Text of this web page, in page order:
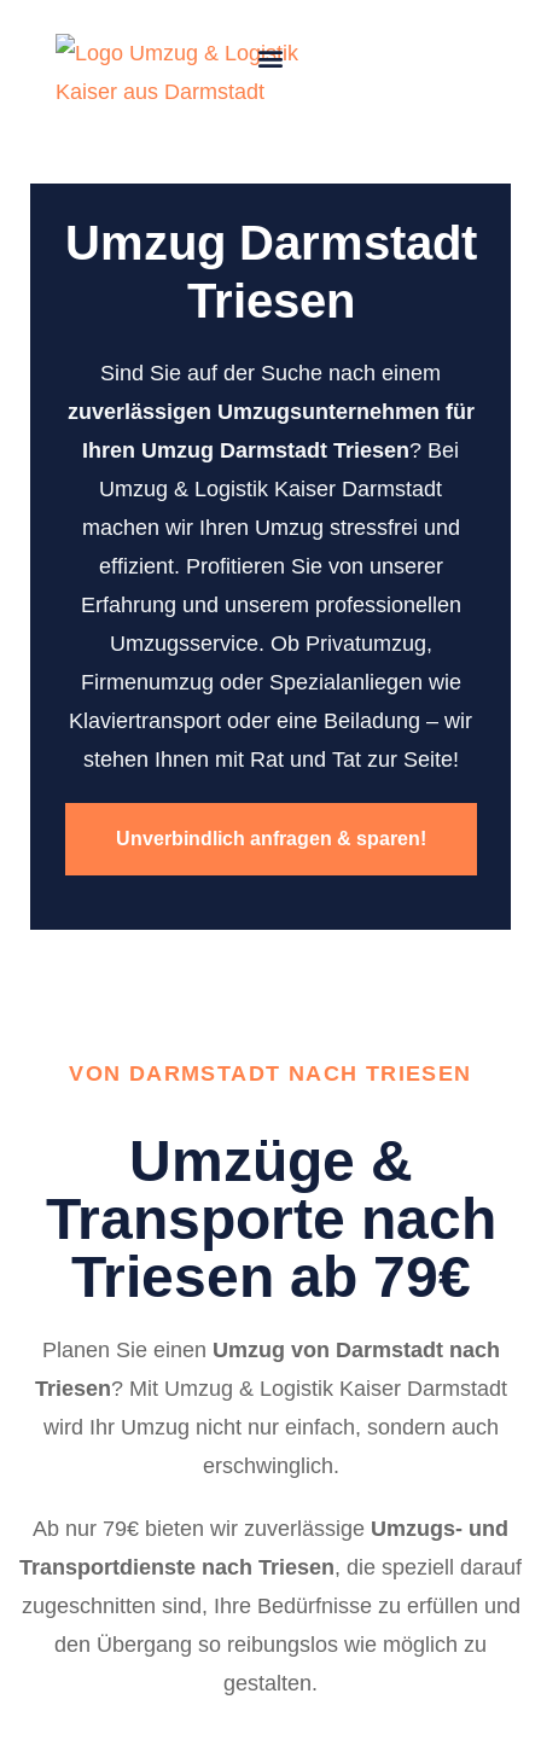
Umzug Darmstadt
Triesen
Sind Sie auf der Suche nach einem
zuverlässigen Umzugsunternehmen für
Ihren Umzug Darmstadt Triesen? Bei
Umzug & Logistik Kaiser Darmstadt
machen wir Ihren Umzug stressfrei und
effizient. Profitieren Sie von unserer
Erfahrung und unserem professionellen
Umzugsservice. Ob Privatumzug,
Firmenumzug oder Spezialanliegen wie
Klaviertransport oder eine Beiladung – wir
stehen Ihnen mit Rat und Tat zur Seite!
Unverbindlich anfragen & sparen!
VON DARMSTADT NACH TRIESEN
Umzüge &
Transporte nach
Triesen ab 79€
Planen Sie einen Umzug von Darmstadt nach
Triesen? Mit Umzug & Logistik Kaiser Darmstadt
wird Ihr Umzug nicht nur einfach, sondern auch
erschwinglich.
Ab nur 79€ bieten wir zuverlässige Umzugs- und
Transportdienste nach Triesen, die speziell darauf
zugeschnitten sind, Ihre Bedürfnisse zu erfüllen und
den Übergang so reibungslos wie möglich zu
gestalten.